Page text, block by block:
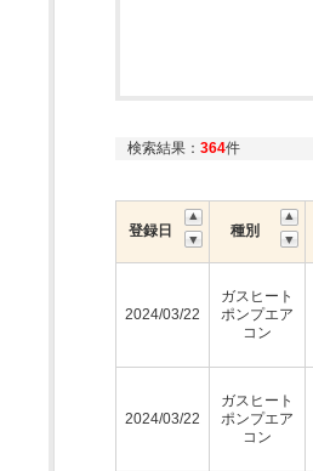
検索結果： 364件
登録日 種別
2024/03/22
ガスヒート
ポンプエア
コン
2024/03/22
ガスヒート
ポンプエア
コン